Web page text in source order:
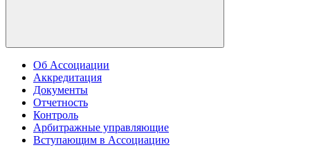
Об Ассоциации
Аккредитация
Документы
Отчетность
Контроль
Арбитражные управляющие
Вступающим в Ассоциацию